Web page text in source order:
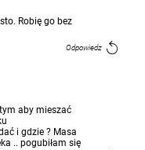
Robię go bez
Odpowiedz
aby mieszać
i gdzie ? Masa
.. pogubiłam się